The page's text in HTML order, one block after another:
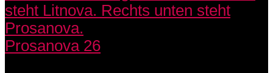
Prosanova 26